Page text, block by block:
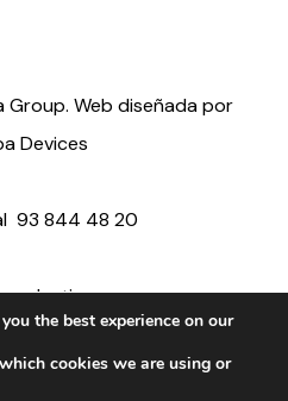
Group. Web diseñada por
Devices
93 844 48 20
the best experience on our
cookies we are using or